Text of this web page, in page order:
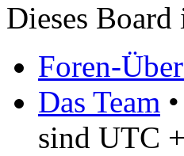
Dieses
Foren-
Das Team •
sind UTC